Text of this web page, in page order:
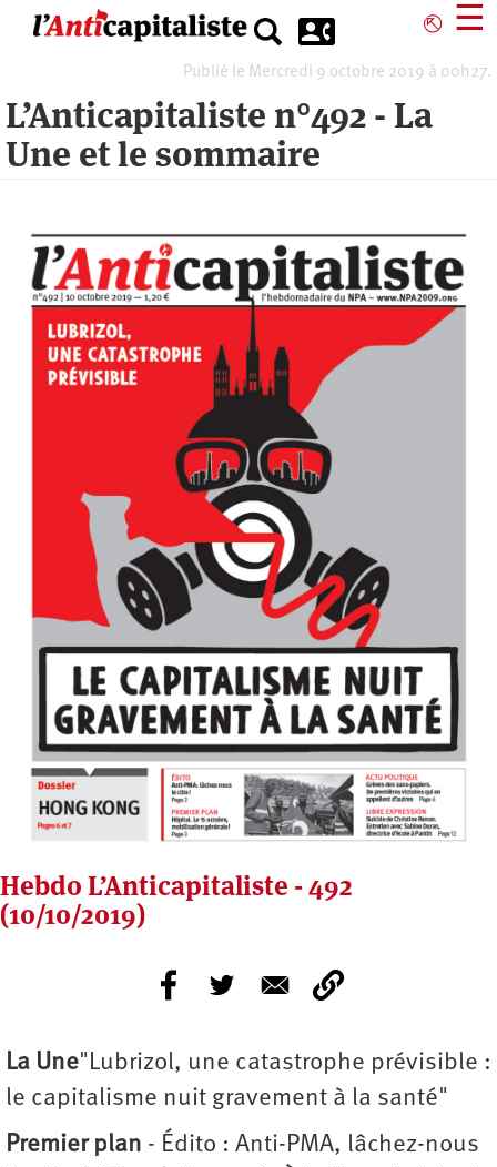
⎋ ☰
Publié le Mercredi 9 octobre 2019 à 00h27.
L’Anticapitaliste n°492 - La
Une et le sommaire
Hebdo L’Anticapitaliste - 492
(10/10/2019)
La Une"Lubrizol, une catastrophe prévisible :
le capitalisme nuit gravement à la santé"
Premier plan - Édito : Anti-PMA, lâchez-nous